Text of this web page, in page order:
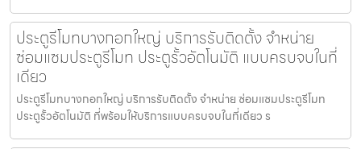
ประตูรีโมทบางกอกใหญ่ บริการรับติดตั้ง จำหน่าย
ซ่อมแซมประตูรีโมท ประตูรั้วอัตโนมัติ แบบครบจบในที่
เดียว
ประตูรีโมทบางกอกใหญ่ บริการรับติดตั้ง จำหน่าย ซ่อมแซมประตูรีโมท
ประตูรั้วอัตโนมัติ ที่พร้อมให้บริการแบบครบจบในที่เดียว ร